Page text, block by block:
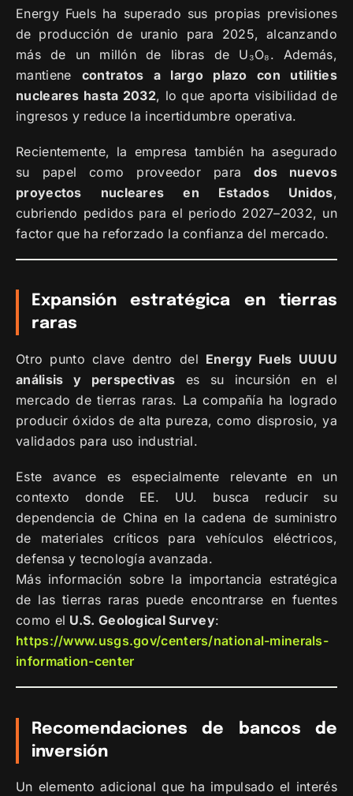
Energy Fuels ha superado sus propias previsiones
de producción de uranio para 2025, alcanzando
más de un millón de libras de U₃O₈. Además,
mantiene contratos a largo plazo con utilities
nucleares hasta 2032, lo que aporta visibilidad de
ingresos y reduce la incertidumbre operativa.
Recientemente, la empresa también ha asegurado
su papel como proveedor parados nuevos
proyectos nucleares en Estados Unidos,
cubriendo pedidos para el periodo 2027–2032, un
factor que ha reforzado la confianza del mercado.
Expansión estratégica en tierras
raras
Otro punto clave dentro del Energy Fuels UUUU
análisis y perspectivas es su incursión en el
mercado de tierras raras. La compañía ha logrado
producir óxidos de alta pureza, como disprosio, ya
validados para uso industrial.
Este avance es especialmente relevante en un
contexto donde EE. UU. busca reducir su
dependencia de China en la cadena de suministro
de materiales críticos para vehículos eléctricos,
defensa y tecnología avanzada.
Más información sobre la importancia estratégica
de las tierras raras puede encontrarse en fuentes
como el U.S. Geological Survey:
https://www.usgs.gov/centers/national-minerals-
information-center
Recomendaciones de bancos de
inversión
Un elemento adicional que ha impulsado el interés